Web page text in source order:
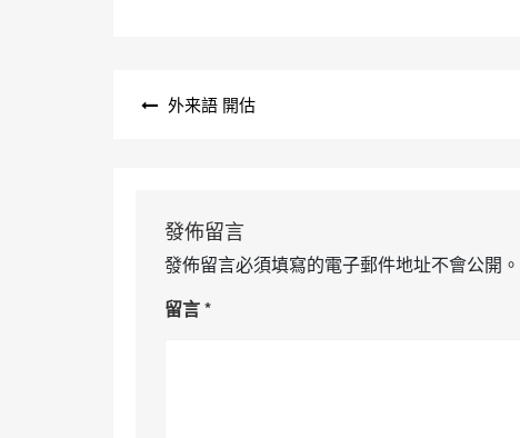
外来語 開估
發佈留言
發佈留言必須填寫的電子郵件地址不會公開。
留言*